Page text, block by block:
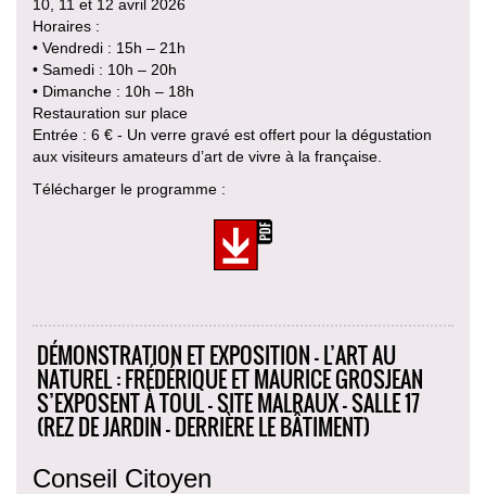
10, 11 et 12 avril 2026
Horaires :
• Vendredi : 15h – 21h
• Samedi : 10h – 20h
• Dimanche : 10h – 18h
Restauration sur place
Entrée : 6 € - Un verre gravé est offert pour la dégustation
aux visiteurs amateurs d’art de vivre à la française.
Télécharger le programme :
DÉMONSTRATION ET EXPOSITION - L’ART AU
NATUREL : FRÉDÉRIQUE ET MAURICE GROSJEAN
S’EXPOSENT À TOUL - SITE MALRAUX - SALLE 17
(REZ DE JARDIN - DERRIÈRE LE BÂTIMENT)
Conseil Citoyen